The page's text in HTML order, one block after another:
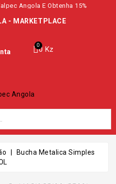
Angola E Obtenha 15%
- MARKETPLACE
0 Kz
Bucha Metalica Simples